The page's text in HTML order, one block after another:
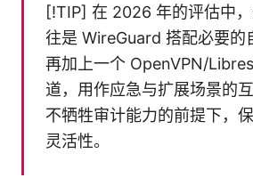
[!TIP] 在 2026 年的评估中
往是 WireGuard 搭配必要的
再加上一个 OpenVPN/
道，用作应急与扩展场景的
不牺牲审计能力的前提下，
灵活性。